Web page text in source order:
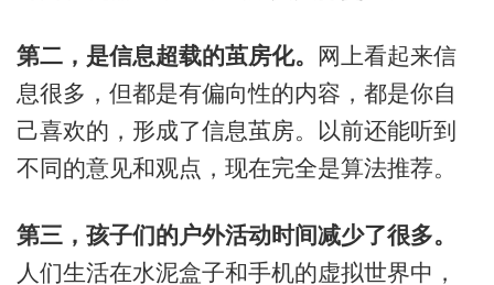
第二，是信息超载的茧房化。
网上看起来信
息很多，但都是有偏向性的内容，都是你自
己喜欢的，形成了信息茧房。以前还能听到
不同的意见和观点，现在完全是算法推荐。
第三，孩子们的户外活动时间减少了很多。
人们生活在水泥盒子和手机的虚拟世界中，